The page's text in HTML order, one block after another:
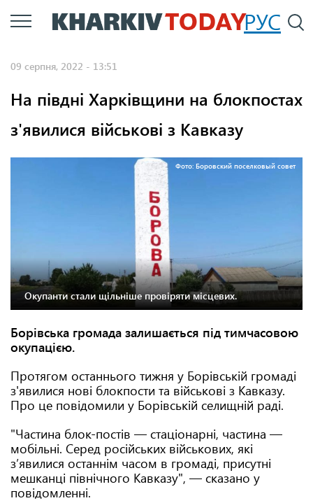
Перейти
до
РУС
09 серпня, 2022 - 13:51
На півдні Харківщини на блокпостах
з'явилися військові з Кавказу
Фото: Боровский поселковый совет
Окупанти стали щільніше провіряти місцевих.
Борівська громада залишається під тимчасовою
окупацією.
Протягом останнього тижня у Борівській громаді
з'явилися нові блокпости та військові з Кавказу.
Про це повідомили у Борівській селищній раді.
"Частина блок-постів — стаціонарні, частина —
мобільні. Серед російських військових, які
з’явилися останнім часом в громаді, присутні
мешканці північного Кавказу", — сказано у
повідомленні.